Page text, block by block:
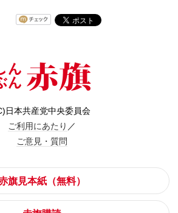
日本共産党中央委員会
ご利用にあたり ／
ご意見・質問
旗見本紙（無料）